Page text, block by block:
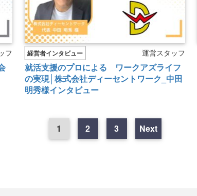
フ 経営者インタビュー 運営スタッフ
就活支援のプロによる ワークアズライフ
の実現│株式会社ディーセントワーク_中田
明秀様インタビュー
1 2 3 Next